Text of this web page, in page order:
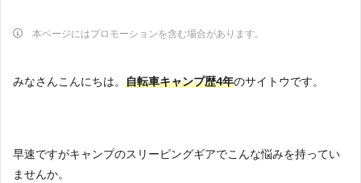
本ページにはプロモーションを含む場合があります。
みなさんこんにちは。 自転車キャンプ歴4年のサイトウです。
早速ですがキャンプのスリーピングギアでこんな悩みを持ってい
ませんか。